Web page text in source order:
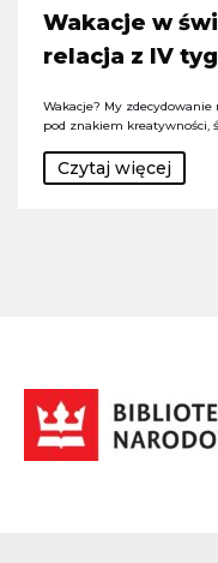
Wakacje w
relacja z IV
Wakacje? My
pod znakiem kreatywności,
Czytaj więcej